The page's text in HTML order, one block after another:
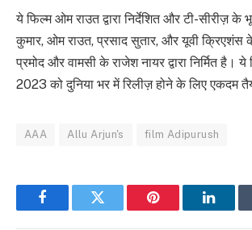
ये फिल्म ओम राउत द्वारा निर्देशित और टी-सीरीज़
कुमार, ओम राउत, प्रसाद सुतार, और यूवी क्रिएशंस
प्रमोद और वामसी के राजेश नायर द्वारा निर्मित है।
2023 को दुनिया भर में रिलीज़ होने के लिए एकदम
AAA Allu Arjun's film Adipurush
FacebookTwitter Pinterest